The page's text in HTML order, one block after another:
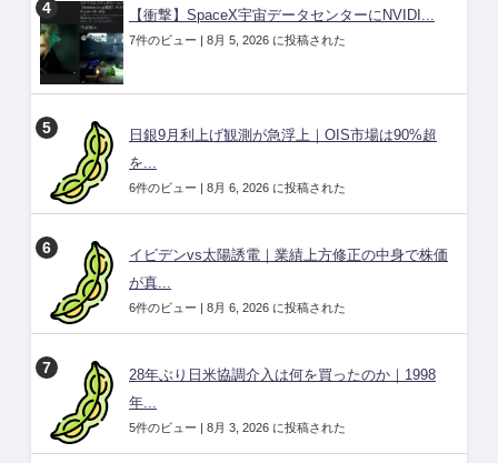
【衝撃】SpaceX宇宙データセンターにNVIDI...
7件のビュー | 8月 5, 2026 に投稿された
日銀9月利上げ観測が急浮上｜OIS市場は90%超
を...
6件のビュー | 8月 6, 2026 に投稿された
イビデンvs太陽誘電｜業績上方修正の中身で株価
が真...
6件のビュー | 8月 6, 2026 に投稿された
28年ぶり日米協調介入は何を買ったのか｜1998
年...
5件のビュー | 8月 3, 2026 に投稿された